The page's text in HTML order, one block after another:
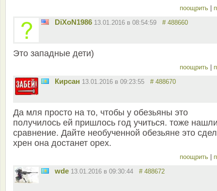
поощрить
DiXoN1986 13.01.2016 в 08:54:59 # 488660
Это западные дети)
поощрить
Кирсан 13.01.2016 в 09:23:55 # 488670
Да мля просто на то, чтобы у обезьяны это
получилось ей пришлось год учиться. тоже
сравнение. Дайте необученной обезьяне это
хрен она достанет орех.
поощрить
wde 13.01.2016 в 09:30:44 # 488672